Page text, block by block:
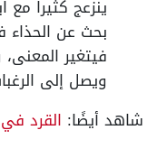
ينزعج كثيراً مع
بحث عن
فيتغير
ويصل إلى
شاهد أيضًا: القرد